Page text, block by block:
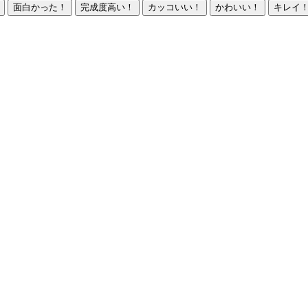
面白かった！ 完成度高い！ カッコいい！ かわいい！ キレイ！